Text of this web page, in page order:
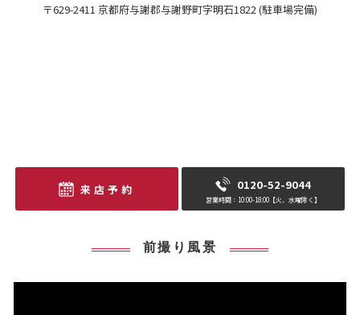
〒629-2411 京都府与謝郡与謝野町字明石1822 (駐車場完備)
来店予約 0120-52-9044
営業時間：10:00-18:00【火、水曜除く】
前撮り風景